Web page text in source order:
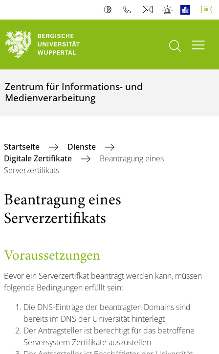
Suche öffnen
Zentrum für Informations- und
Medienverarbeitung
Startseite
Dienste
Digitale Zertifikate
Beantragung eines
Serverzertifikats
Beantragung eines
Serverzertifikats
Voraussetzungen
Bevor ein Serverzertifkat beantragt werden kann, müssen
folgende Bedingungen erfüllt sein:
Die DNS-Einträge der beantragten Domains sind
bereits im DNS der Universität hinterlegt
Der Antragsteller ist berechtigt für das betroffene
Serversystem Zertifikate auszustellen